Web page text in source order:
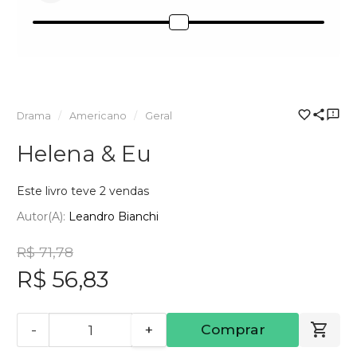
Drama Americano Geral
Helena & Eu
Este livro teve 2 vendas
Autor(a): Leandro Bianchi
R$ 71,78
R$ 56,83
- + Comprar